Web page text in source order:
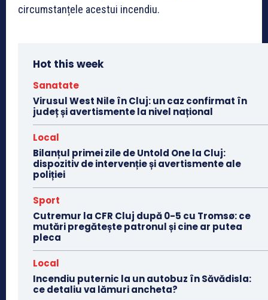
circumstanțele acestui incendiu.
Hot this week
Sanatate
Virusul West Nile în Cluj: un caz confirmat în
județ și avertismente la nivel național
Local
Bilanțul primei zile de Untold One la Cluj:
dispozitiv de intervenție și avertismente ale
poliției
Sport
Cutremur la CFR Cluj după 0-5 cu Tromsø: ce
mutări pregătește patronul și cine ar putea
pleca
Local
Incendiu puternic la un autobuz în Săvădisla:
ce detaliu va lămuri ancheta?